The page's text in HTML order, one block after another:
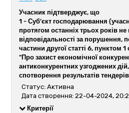
Учасник підтверджує, що
1 - Суб’єкт господарювання
протягом останніх трьох років
відповідальності за порушення,
частини другої статті 6, пунктом
"Про захист економічної
антиконкурентних узгоджених
спотворення результатів тендерів
Статус: Активна
Дата створення: 22-04-2024,
Критерії